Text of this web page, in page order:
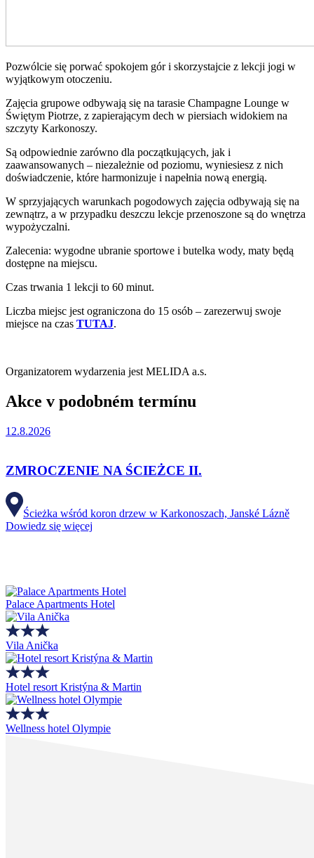
Pozwólcie się porwać spokojem gór i skorzystajcie z lekcji jogi w
wyjątkowym otoczeniu.
Zajęcia grupowe odbywają się na tarasie Champagne Lounge w
Świętym Piotrze, z zapierającym dech w piersiach widokiem na
szczyty Karkonoszy.
Są odpowiednie zarówno dla początkujących, jak i
zaawansowanych – niezależnie od poziomu, wyniesiesz z nich
doświadczenie, które harmonizuje i napełnia nową energią.
W sprzyjających warunkach pogodowych zajęcia odbywają się na
zewnątrz, a w przypadku deszczu lekcje przenoszone są do wnętrza
wypożyczalni.
Zalecenia: wygodne ubranie sportowe i butelka wody, maty będą
dostępne na miejscu.
Czas trwania 1 lekcji to 60 minut.
Liczba miejsc jest ograniczona do 15 osób – zarezerwuj swoje
miejsce na czas TUTAJ.
Organizatorem wydarzenia jest MELIDA a.s.
Akce v podobném termínu
12.8.2026
ZMROCZENIE NA ŚCIEŻCE II.
Ścieżka wśród koron drzew w Karkonoszach, Janské Lázně
Dowiedz się więcej
Palace Apartments Hotel
Vila Anička
Hotel resort Kristýna & Martin
Wellness hotel Olympie